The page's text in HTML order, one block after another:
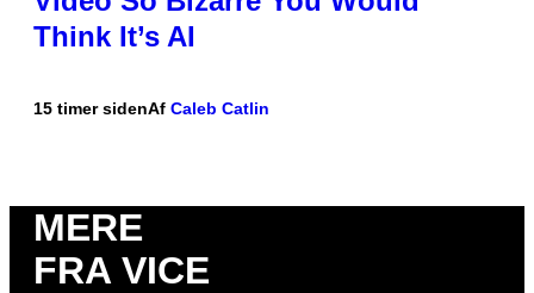
Think It’s AI
15 timer sidenAf Caleb Catlin
MERE
FRA VICE